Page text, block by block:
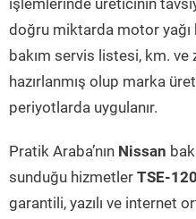
işlemlerinde üreticinin
doğru miktarda motor yağı
bakım servis listesi, km.
hazırlanmış olup marka
periyotlarda uygulanır.
Pratik Araba’nın Nissan
sunduğu hizmetler TSE-
garantili, yazılı ve internet